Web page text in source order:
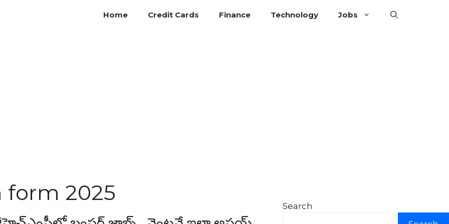
Home Credit Cards Finance Technology Jobs
form 2025
Search